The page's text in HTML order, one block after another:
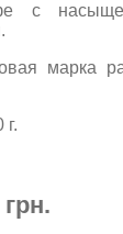
с
марка
грн.